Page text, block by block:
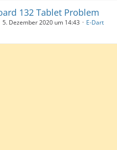
132 Tablet Problem
5. Dezember 2020 um 14:43 E-Dart